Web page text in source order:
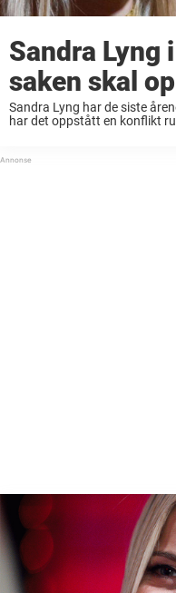
Sandra Lyng
saken skal
Sandra Lyng har de siste
har det oppstått en konflikt